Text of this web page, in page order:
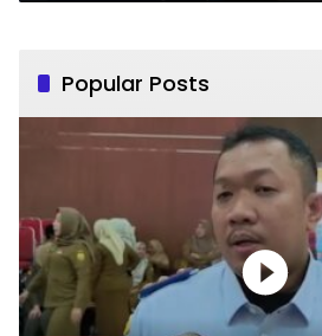
Popular Posts